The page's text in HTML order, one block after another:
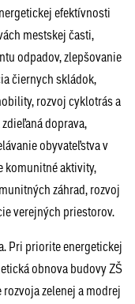
efektívnosti
mestskej časti,
odpadov, zlepšovanie
čiernych skládok,
rozvoj cyklotrás a
doprava,
obyvateľstva v
komunitné aktivity,
záhrad, rozvoj
verejných priestorov.
Pri priorite energetickej
obnova budovy ZŠ
zelenej a modrej